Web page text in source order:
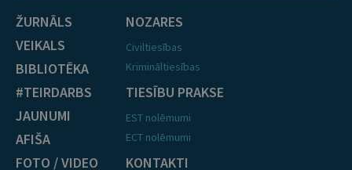
ŽURNĀLS
VEIKALS
BIBLIOTĒKA
#TEIRDARBS
JAUNUMI
AFIŠA
FOTO / VIDEO
NOZARES
Civiltiesības
Krimināltiesības
TIESĪBU PRAKSE
EST nolēmumi
ECT nolēmumi
KONTAKTI